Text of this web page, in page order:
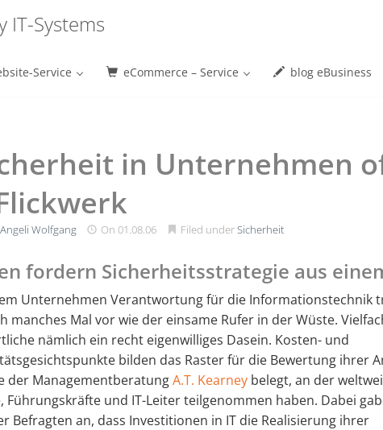
IT-Systems
Service eCommerce – Service blog eBusiness
in Unternehmen
Angeli Wolfgang On 01.08.06 Filed underSicherheit
fordern Sicherheitsstrategie aus
Unternehmen Verantwortung für die Informationstechnik
manches Mal vor wie der einsame Rufer in der Wüste.
nämlich ein recht eigenwilliges Dasein. Kosten- und
bilden das Raster für die Bewertung ihrer
der ManagementberatungA.T. Kearney belegt, an der
Führungskräfte und IT-Leiter teilgenommen haben. Dabei
Befragten an, dass Investitionen in IT die Realisierung ihrer